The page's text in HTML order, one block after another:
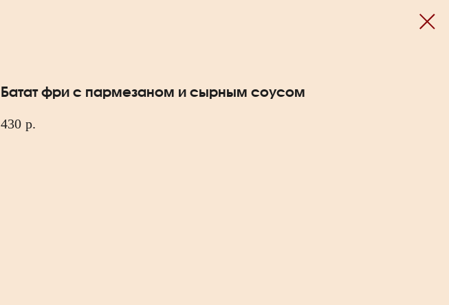
Батат фри с пармезаном и сырным соусом
430 р.